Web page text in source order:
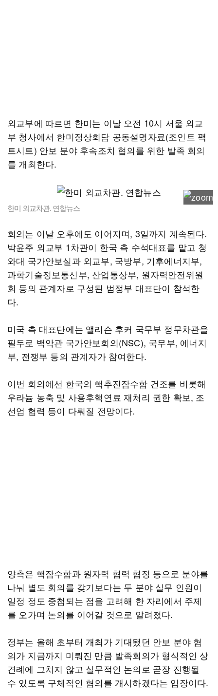
외교부에 따르면 한미는 이날 오전 10시 서울 외교
부 청사에서 한미정상회담 공동설명자료(조인트 팩
트시트) 안보 분야 후속조치 협의를 위한 발족 회의
를 개최한다.
한미 외교차관. 연합뉴스
회의는 이날 오후에도 이어지며, 3일까지 계속된다.
박윤주 외교부 1차관이 한국 측 수석대표를 맡고 청
와대 국가안보실과 외교부, 국방부, 기후에너지부,
과학기술정보통신부, 산업통상부, 원자력안전위원
회 등의 관계자로 구성된 범정부 대표단이 참석한
다.
미국 측 대표단에는 앨리슨 후커 국무부 정무차관을
필두로 백악관 국가안보회의(NSC), 국무부, 에너지
부, 전쟁부 등의 관계자가 참여한다.
이번 회의에선 한국의 핵추진잠수함 건조를 비롯해
우라늄 농축 및 사용후핵연료 재처리 권한 확보, 조
선업 협력 등이 다뤄질 전망이다.
양측은 핵잠수함과 원자력 협력 협정 등으로 분야를
나눠 별도 회의를 갖기보다는 두 분야 실무 인원이
일정 정도 중첩되는 점을 고려해 한 자리에서 주제
를 오가며 논의를 이어갈 것으로 알려졌다.
정부는 올해 초부터 개최가 기대됐던 안보 분야 협
의가 지금까지 미뤄진 만큼 발족회의가 형식적인 상
견례에 그치지 않고 실무적인 논의로 곧장 진행될
수 있도록 구체적인 협의를 개시하겠다는 입장이다.